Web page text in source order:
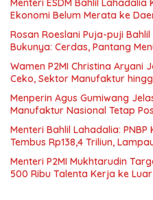
Menteri ESDM Bahlil
Ekonomi Belum Merata ke
Rosan Roeslani Puja-puji
Bukunya: Cerdas, Pantang
Wamen P2MI Christina Aryani
Ceko, Sektor Manufaktur
Menperin Agus Gumiwang
Manufaktur Nasional Tetap
Menteri Bahlil Lahadalia: PNBP
Tembus Rp138,4 Triliun,
Menteri P2MI Mukhtarudin
500 Ribu Talenta Kerja ke